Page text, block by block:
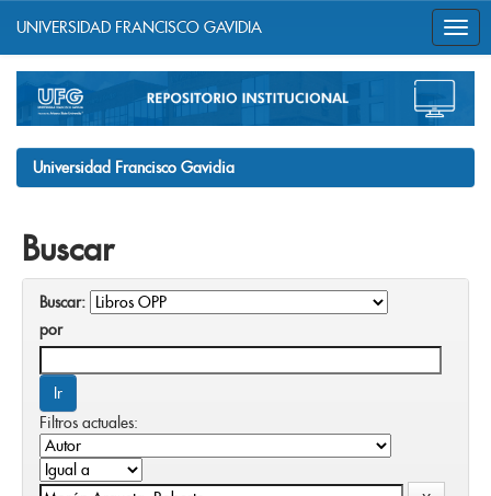
navigation
UNIVERSIDAD FRANCISCO GAVIDIA
Universidad Francisco Gavidia
Buscar
Buscar:
por
Filtros actuales: